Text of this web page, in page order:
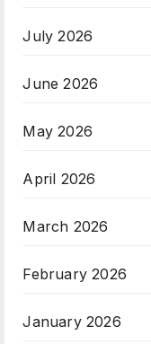
July 2026
June 2026
May 2026
April 2026
March 2026
February 2026
January 2026